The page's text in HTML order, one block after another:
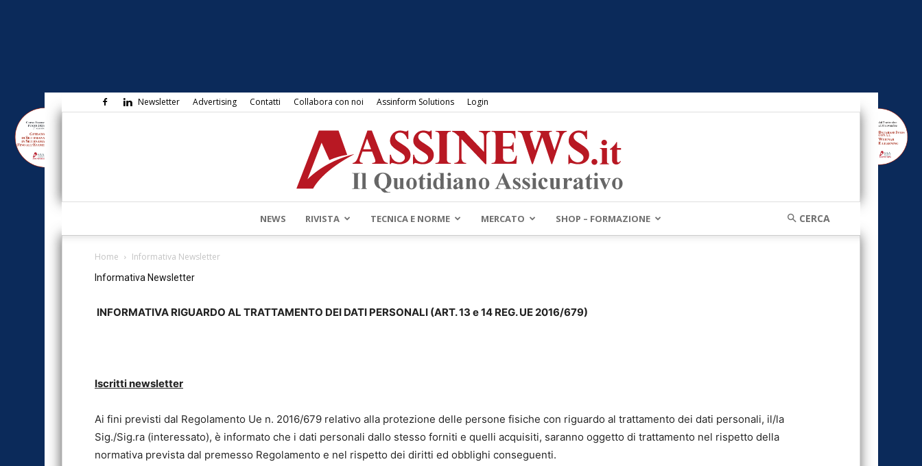
Newsletter Advertising Contatti Collabora con noi Assinform Solutions Login
Assinews.it
NEWS RIVISTA TECNICA E NORME MERCATO SHOP – FORMAZIONE
Home Informativa Newsletter
Informativa Newsletter
INFORMATIVA RIGUARDO AL TRATTAMENTO DEI DATI PERSONALI (ART. 13 e 14 REG. UE 2016/679)
Iscritti newsletter
Ai fini previsti dal Regolamento Ue n. 2016/679 relativo alla protezione delle persone fisiche con riguardo al trattamento dei dati personali, il/la
Sig./Sig.ra (interessato), è informato che i dati personali dallo stesso forniti e quelli acquisiti, saranno oggetto di trattamento nel rispetto della
normativa prevista dal premesso Regolamento e nel rispetto dei diritti ed obblighi conseguenti.